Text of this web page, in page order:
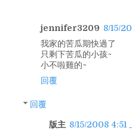
jennifer3209 8/15/
我家的苦瓜期快過了
只剩下苦瓜的小孩~
小不啦雞的~
回覆
回覆
版主 8/15/2008 4:51